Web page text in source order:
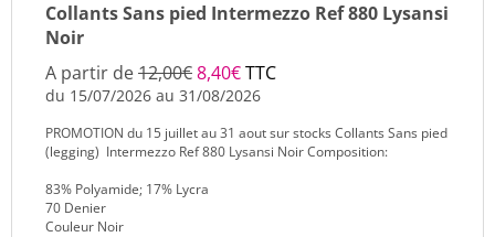
Collants Sans pied Intermezzo Ref 880 Lysansi
Noir
A partir de12,00€8,40€TTC
du 15/07/2026 au 31/08/2026
PROMOTION du 15 juillet au 31 aout sur stocks Collants Sans pied
(legging) Intermezzo Ref 880 Lysansi Noir Composition:
83% Polyamide; 17% Lycra
70 Denier
Couleur Noir